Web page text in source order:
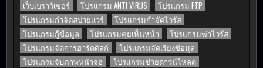
เว็บเบราว์เซอร์
โปรแกรม ANTI VIRUS
โปรแกรม FTP
โปรแกรมกำจัดสปายแวร์
โปรแกรมกำจัดไวรัส
โปรแกรมกู้ข้อมูล
โปรแกรมคุยเห็นหน้า
โปรแกรมฆ่าไวรัส
โปรแกรมจัดการฮาร์ดดิสก์
โปรแกรมจัดเรียงข้อมูล
โปรแกรมจับภาพหน้าจอ
โปรแกรมช่วยดาวน์โหลด